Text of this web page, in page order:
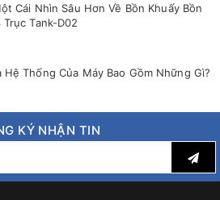
Cái Nhìn Sâu Hơn Về Bồn Khuấy Bồn
Tank-D02
Hệ Thống Của Máy Bao Gồm Những Gì?
KÝ NHẬN TIN